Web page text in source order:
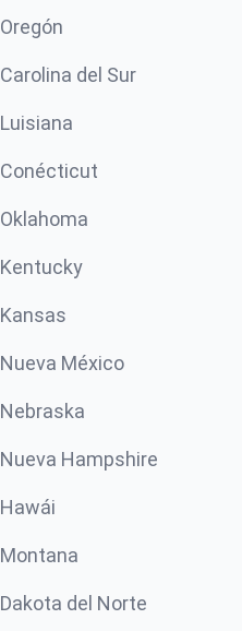
Oregón
Carolina del Sur
Luisiana
Conécticut
Oklahoma
Kentucky
Kansas
Nueva México
Nebraska
Nueva Hampshire
Hawái
Montana
Dakota del Norte